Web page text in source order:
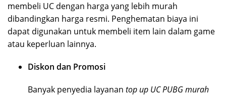
membeli UC dengan harga yang lebih murah
dibandingkan harga resmi. Penghematan biaya ini
dapat digunakan untuk membeli item lain dalam game
atau keperluan lainnya.
Diskon dan Promosi
Banyak penyedia layanan top up UC PUBG murah